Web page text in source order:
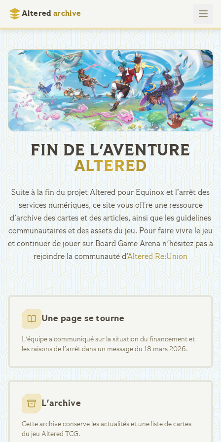
Altered archive
FIN DE L'AVENTURE
ALTERED
Suite à la fin du projet Altered pour Equinox et l’arrêt des
services numériques, ce site vous offre une ressource
d’archive des cartes et des articles, ainsi que les guidelines
communautaires et des assets du jeu. Pour faire vivre le jeu
et continuer de jouer sur Board Game Arena n'hésitez pas à
rejoindre la communauté d’Altered Re:Union
Une page se tourne
L'équipe a communiqué sur la situation du financement et
les raisons de l'arrêt dans un message du 18 mars 2026.
L'archive
Cette archive conserve les actualités et une liste de cartes
du jeu Altered TCG.